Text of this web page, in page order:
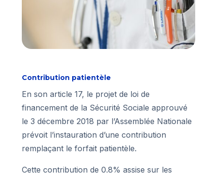
Contribution patientèle
En son article 17, le projet de loi de
financement de la Sécurité Sociale approuvé
le 3 décembre 2018 par l’Assemblée Nationale
prévoit l’instauration d’une contribution
remplaçant le forfait patientèle.
Cette contribution de 0.8% assise sur les